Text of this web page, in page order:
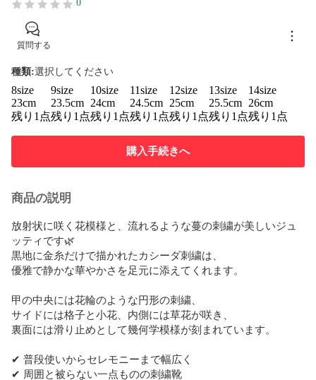
0
質問する
種類:選択してください
8size
23cm
残り1点
9size
23.5cm
残り1点
10size
24cm
残り1点
11size
24.5cm
残り1点
12size
25cm
残り1点
13size
25.5cm
残り1点
14size
26cm
残り1点
購入手続きへ
商品の説明
放射状に咲く花模様と、流れるような蔓の刺繍が美しいジュ
ッティです🌿
黒地に金糸だけで描かれたカシーダ刺繍は、
優雅で静かな華やかさを足元に添えてくれます。
甲の中央には花輪のような円形の刺繍、
サイドには格子と小花、内側には草花が咲き、
裏面には滑り止めとして幾何学模様が刻まれています。
✔︎ 普段使いからセレモニーまで幅広く
✔︎ 周囲と被らない一点ものの刺繍靴